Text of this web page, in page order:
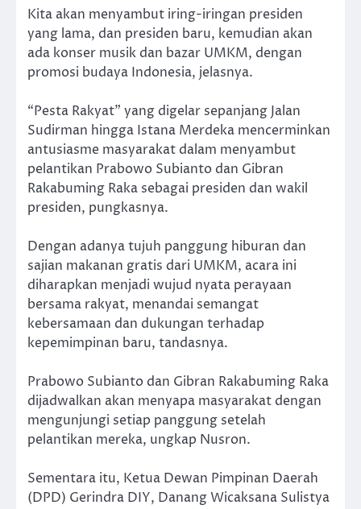
Kita akan menyambut iring-iringan presiden
yang lama, dan presiden baru, kemudian akan
ada konser musik dan bazar UMKM, dengan
promosi budaya Indonesia, jelasnya.
“Pesta Rakyat” yang digelar sepanjang Jalan
Sudirman hingga Istana Merdeka mencerminkan
antusiasme masyarakat dalam menyambut
pelantikan Prabowo Subianto dan Gibran
Rakabuming Raka sebagai presiden dan wakil
presiden, pungkasnya.
Dengan adanya tujuh panggung hiburan dan
sajian makanan gratis dari UMKM, acara ini
diharapkan menjadi wujud nyata perayaan
bersama rakyat, menandai semangat
kebersamaan dan dukungan terhadap
kepemimpinan baru, tandasnya.
Prabowo Subianto dan Gibran Rakabuming Raka
dijadwalkan akan menyapa masyarakat dengan
mengunjungi setiap panggung setelah
pelantikan mereka, ungkap Nusron.
Sementara itu, Ketua Dewan Pimpinan Daerah
(DPD) Gerindra DIY, Danang Wicaksana Sulistya